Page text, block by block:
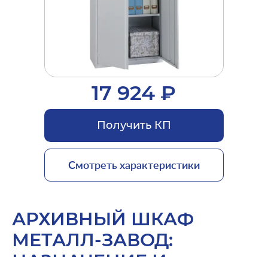
17 924 ₽
Смотреть характеристики
Получить КП
АРХИВНЫЙ ШКАФ
МЕТАЛЛ-ЗАВОД: